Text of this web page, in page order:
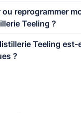
ou reprogrammer
Teeling ?
Teeling
?